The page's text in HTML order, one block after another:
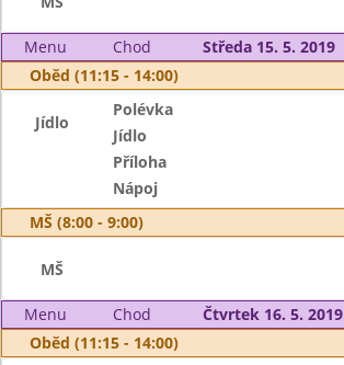
Menu Chod
Středa 15. 5. 2019
Oběd (11:15 - 14:00)
Jídlo
Polévka
Jídlo
Příloha
Nápoj
MŠ (8:00 - 9:00)
MŠ
Menu Chod
Čtvrtek 16. 5. 2019
Oběd (11:15 - 14:00)